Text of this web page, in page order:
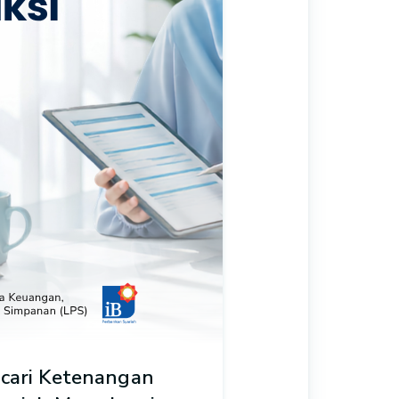
Ketenangan